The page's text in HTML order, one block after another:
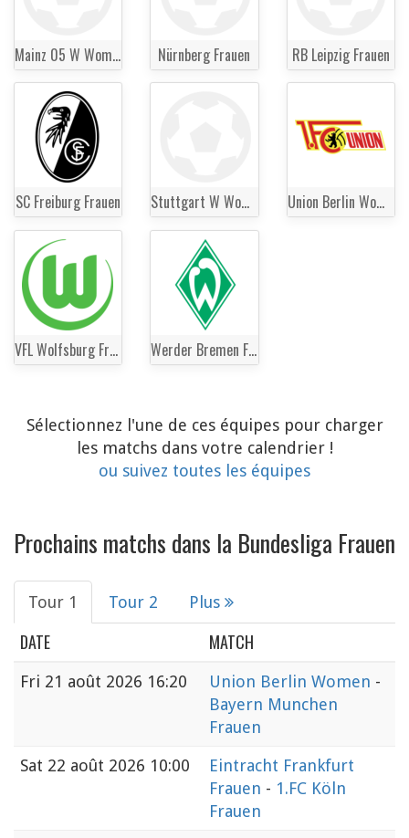
Mainz 05 W Women Nürnberg Frauen RB Leipzig Frauen
SC Freiburg Frauen Stuttgart W Women Union Berlin Women
VFL Wolfsburg Frauen Werder Bremen Frauen
Sélectionnez l'une de ces équipes pour charger
les matchs dans votre calendrier !
ou suivez toutes les équipes
Prochains matchs dans la Bundesliga Frauen
Tour 1 Tour 2 Plus
DATE MATCH
Fri 21 août 2026 16:20 Union Berlin Women -
Bayern Munchen
Frauen
Sat 22 août 2026 10:00
Eintracht Frankfurt
Frauen - 1.FC Köln
Frauen